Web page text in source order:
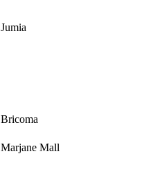
Jumia
Bricoma
Marjane Mall